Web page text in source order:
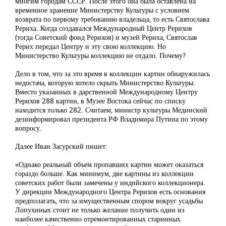
временное хранение Министерству Культуры с условием
возврата по первому требованию владельца, то есть Святослава
Рериха. Когда создавался Международный Центр Рерихов
(тогда Советский фонд Рерихов) и музей Рериха, Святослав
Рерих передал Центру и эту свою коллекцию. Но
Министерство Культуры коллекцию не отдало. Почему?
Дело в том, что за это время в коллекции картин обнаружилась
недостача, которую хотело скрыть Министерство Культуры.
Вместо указанных в дарственной Международному Центру
Рерихов 288 картин, в Музее Востока сейчас по списку
находится только 282. Считаем, министр культуры Мединский
дезинформировал президента РФ Владимира Путина по этому
вопросу.
Далее Иван Засурский пишет:
«Однако реальный объем пропавших картин может оказаться
гораздо больше. Как минимум, две картины из коллекции
советских работ были замечены у индийского коллекционера.
У дирекции Международного Центра Рерихов есть основания
предполагать, что за имущественным спором вокруг усадьбы
Лопухиных стоит не только желание получить один из
наиболее качественно отремонтированных старинных